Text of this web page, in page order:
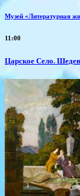
Музей «Литературная
11:00
Царское Село.